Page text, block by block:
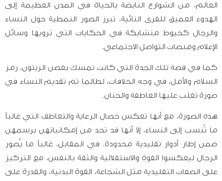
العالم، من الشوارع النابضة بالحياة في المدن العظيمة إلى
الهدوء العميق للقرى النائية، تبرز الصور النمطية حول النساء
والرجال كخيوط متشابكة في الحكايات التي ترويها وسائل
الإعلام ومنصات التواصل الاجتماعي.
كما في قصة تلك الجدة التي كانت تمسك بغصن الزيتون، رمز
السلام والأمل، في وجه الخلافات، لطالما تم تقديم النساء في
صورة تغلب عليها العاطفة والحنان.
هذه الصورة، مع أنها تعكس خصال الرعاية والتعاطف التي غالباً
ما تُنسب إلى النساء، إلا أنها قد تحد من إمكانياتهن برسمهن
ضمن إطار أدوار تقليدية محدودة. في المقابل، غالباً ما يُصور
الرجال ليعكسوا القوة والاستقلالية والثقة بالنفس، مع التركيز
على الصفات التقليدية مثل الشجاعة، القوة البدنية، والقدرة على